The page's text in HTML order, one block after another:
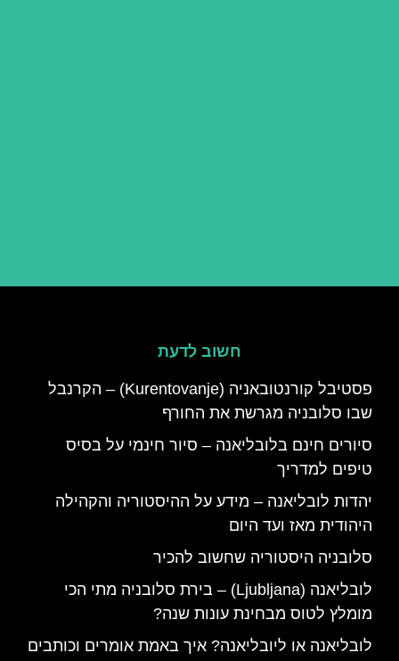
חשוב לדעת
פסטיבל קורנטובאניה (Kurentovanje) – הקרנבל
שבו סלובניה מגרשת את החורף
סיורים חינם בלובליאנה – סיור חינמי על בסיס
טיפים למדריך
יהדות לובליאנה – מידע על ההיסטוריה והקהילה
היהודית מאז ועד היום
סלובניה היסטוריה שחשוב להכיר
לובליאנה (Ljubljana) – בירת סלובניה מתי הכי
מומלץ לטוס מבחינת עונות שנה?
לובליאנה או ליובליאנה? איך באמת אומרים וכותבים